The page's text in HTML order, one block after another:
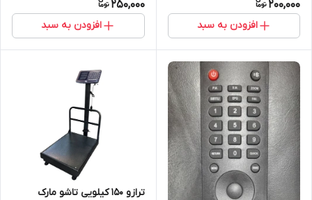
200,000
افزودن به سبد
250,000
افزودن به سبد
ترازو ۱۵۰ کیلویی تاشو مارک